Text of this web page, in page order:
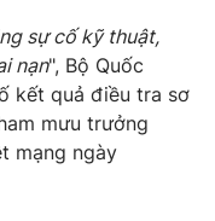
sự cố kỹ thuật,
nạn", Bộ Quốc
kết quả điều tra sơ
mưu trưởng
mạng ngày